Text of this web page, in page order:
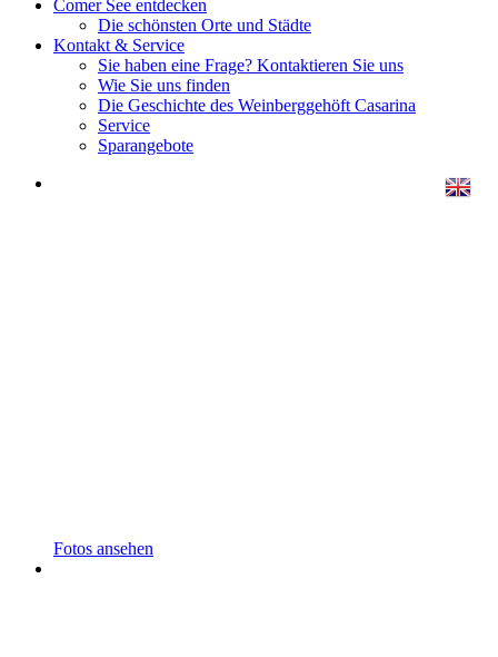
Comer See entdecken
Die schönsten Orte und Städte
Kontakt & Service
Sie haben eine Frage? Kontaktieren Sie uns
Wie Sie uns finden
Die Geschichte des Weinberggehöft Casarina
Service
Sparangebote
Fotos ansehen